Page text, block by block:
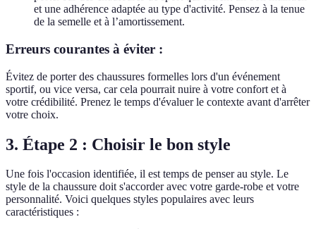
et une adhérence adaptée au type d'activité. Pensez à la tenue
de la semelle et à l’amortissement.
Erreurs courantes à éviter :
Évitez de porter des chaussures formelles lors d'un événement
sportif, ou vice versa, car cela pourrait nuire à votre confort et à
votre crédibilité. Prenez le temps d'évaluer le contexte avant d'arrêter
votre choix.
3. Étape 2 : Choisir le bon style
Une fois l'occasion identifiée, il est temps de penser au style. Le
style de la chaussure doit s'accorder avec votre garde-robe et votre
personnalité. Voici quelques styles populaires avec leurs
caractéristiques :